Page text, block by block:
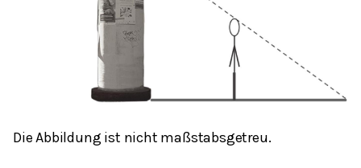
Die Abbildung ist nicht maßstabsgetreu.